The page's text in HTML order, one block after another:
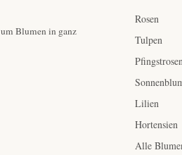
Blumen in ganz
Rosen
Tulpen
Pfingstrosen
Lilien
Hortensien
Alle